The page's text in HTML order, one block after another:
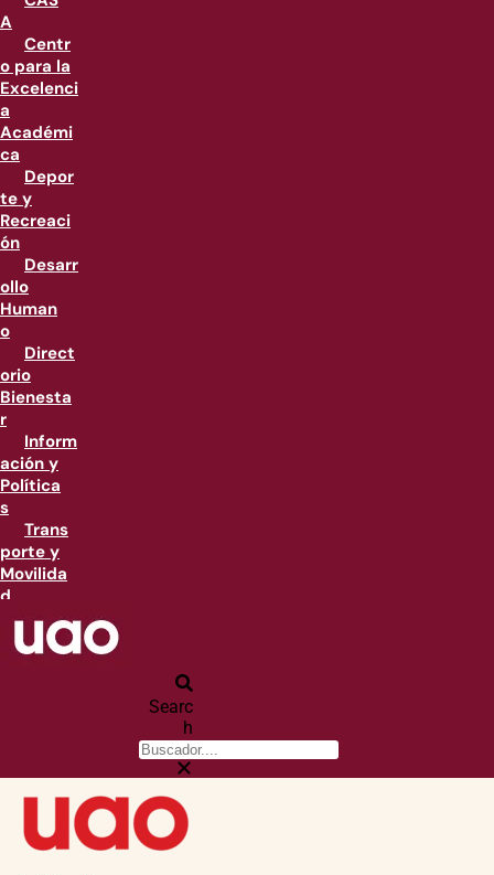
A
Centr
o para la
Excelenci
a
Académi
ca
Depor
te y
Recreaci
ón
Desarr
ollo
Human
o
Direct
orio
Bienesta
r
Inform
ación y
Política
s
Trans
porte y
Movilida
d
Searc
h